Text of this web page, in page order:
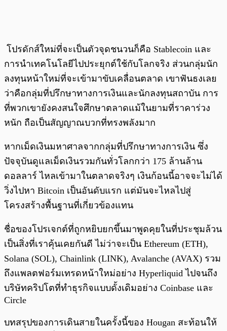
โปรดักส์ใหม่ที่จะเป็นตัวจุดชนวนก็คือ Stablecoin และ
การนำเทคโนโลยีไปประยุกต์ใช้กับโลกจริง ส่วนกลุ่มนัก
ลงทุนหน้าใหม่ที่จะเข้ามาขับเคลื่อนตลาด เขาฟันธงเลย
ว่าคือกลุ่มที่ปรึกษาทางการเงินและนักลงทุนสถาบัน การ
ที่พวกเขายังคงสนใจศึกษาตลาดแม้ในยามที่ราคาร่วง
หนัก ถือเป็นสัญญาณบวกที่ทรงพลังมาก
หากเม็ดเงินมหาศาลจากกลุ่มที่ปรึกษาทางการเงิน ซึ่ง
ปัจจุบันดูแลเม็ดเงินรวมกันทั่วโลกกว่า 175 ล้านล้าน
ดอลลาร์ ไหลเข้ามาในตลาดจริงๆ เงินก้อนนี้อาจจะไม่ได้
วิ่งไปหา Bitcoin เป็นอันดับแรก แต่มันจะไหลไปสู่
โครงสร้างพื้นฐานที่เกี่ยวข้องแทน
ชื่อของโปรเจกต์ที่ถูกหยิบยกขึ้นมาพูดคุยในที่ประชุมล้วน
เป็นสิ่งที่เราคุ้นเคยกันดี ไม่ว่าจะเป็น Ethereum (ETH),
Solana (SOL), Chainlink (LINK), Avalanche (AVAX) รวม
ถึงแพลตฟอร์มเทรดหน้าใหม่อย่าง Hyperliquid ไปจนถึง
บริษัทคริปโตที่ทำธุรกิจแบบดั้งเดิมอย่าง Coinbase และ
Circle
บทสรุปของการเดินสายในครั้งนี้ของ Hougan สะท้อนให้